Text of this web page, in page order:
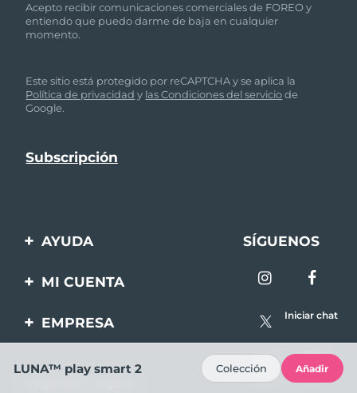
Acepto recibir comunicaciones comerciales de FOREO y
entiendo que puedo darme de baja en cualquier
momento.
Este sitio está protegido por reCAPTCHA y se aplica la
Política de privacidad y las Condiciones del serviciode
Google.
AYUDA
Contáctanos
Preguntas frecuentes
SÍGUENOS
MI CUENTA
Registro de productos
Ayuda
EMPRESA Iniciar chat
LUNA™ play smart 2 Colección Añadir